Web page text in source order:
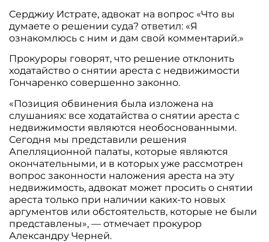
Серджиу Истрате, адвокат на вопрос «Что вы
думаете о решении суда? ответил: «Я
ознакомлюсь с ним и дам свой комментарий.»
Прокуроры говорят, что решение отклонить
ходатайство о снятии ареста с недвижимости
Гончаренко совершенно законно.
«Позиция обвинения была изложена на
слушаниях: все ходатайства о снятии ареста с
недвижимости являются необоснованными.
Сегодня мы представили решения
Апелляционной палаты, которые являются
окончательными, и в которых уже рассмотрен
вопрос законности наложения ареста на эту
недвижимость, адвокат может просить о снятии
ареста только при наличии каких-то новых
аргументов или обстоятельств, которые не были
представлены», — отмечает прокурор
Александру Черней.